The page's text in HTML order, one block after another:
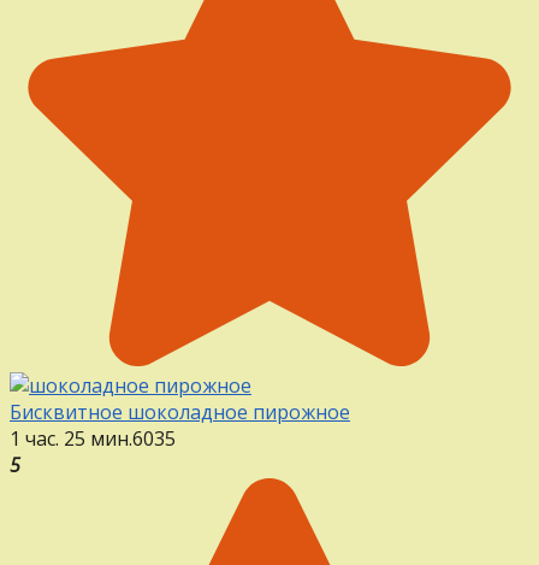
Бисквитное шоколадное пирожное
1 час. 25 мин.6035
5